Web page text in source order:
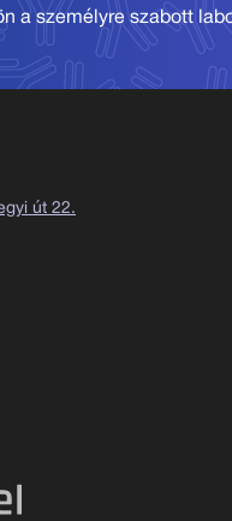
a személyre szabott
út 22.